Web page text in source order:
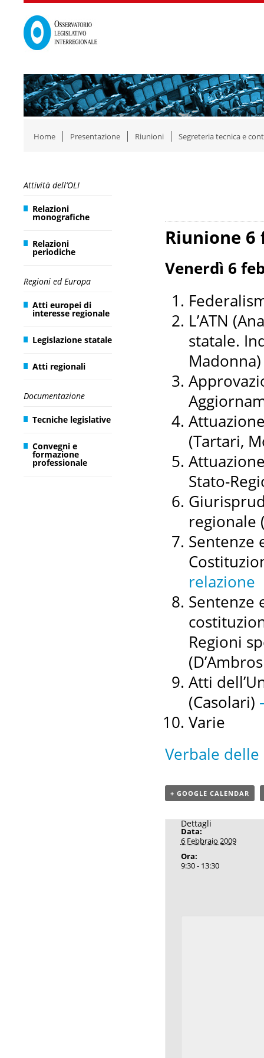
Home Presentazione Riunioni Segreteria tecnica e
Attività dell’OLI
Relazioni
monografiche
Relazioni
periodiche
Regioni ed Europa
Atti europei di
interesse regionale
Legislazione statale
Atti regionali
Documentazione
Tecniche legislative
Convegni e
formazione
professionale
Riunione 6
Venerdì 6
L’ATN
statale.
Madonna)
(Tartari,
Stato-
regionale
Sentenze
relazione
Sentenze
Regioni
Atti
(Casolari)
Varie
Verbale
+ GOOGLE CALENDAR
Dettagli
Data:
6 Febbraio 2009
Ora:
9:30 - 13:30